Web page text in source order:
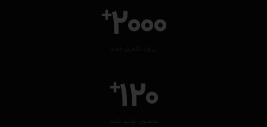
2000
+
پروژه تکمیل شده
120
+
محصول تولید شده